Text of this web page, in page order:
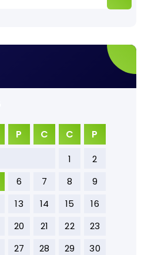
P C C P
1
2
6 7 8
9
13 14 15
16
20 21 22
23
27 28 29
30